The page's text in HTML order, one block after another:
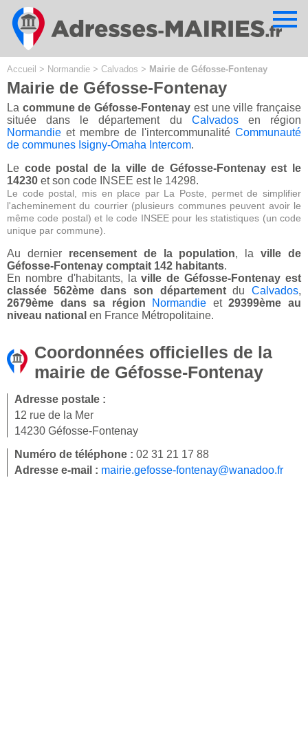
Accueil > Normandie > Calvados > Mairie de Géfosse-Fontenay
Mairie de Géfosse-Fontenay
La commune de Géfosse-Fontenay est une ville française
située dans le département du Calvadosen région
Normandie et membre de l'intercommunalité Communauté
de communes Isigny-Omaha Intercom.
Le code postal de la ville de Géfosse-Fontenay est le
14230 et son code INSEE est le 14298.
Le code postal, mis en place par La Poste, permet de simplifier
l'acheminement du courrier (plusieurs communes peuvent avoir le
même code postal) et le code INSEE pour les statistiques (un code
unique par commune).
Au dernier recensement de la population, laville de
Géfosse-Fontenay comptait 142 habitants.
En nombre d'habitants, laville de Géfosse-Fontenay est
classée 562ème dans son départementduCalvados,
2679ème dans sa région
Normandie et29399ème au
niveau national en France Métropolitaine.
Coordonnées officielles de la
mairie de Géfosse-Fontenay
Adresse postale :
12 rue de la Mer
14230 Géfosse-Fontenay
Numéro de téléphone : 02 31 21 17 88
Adresse e-mail : mairie.gefosse-fontenay@wanadoo.fr
Cookies management panel